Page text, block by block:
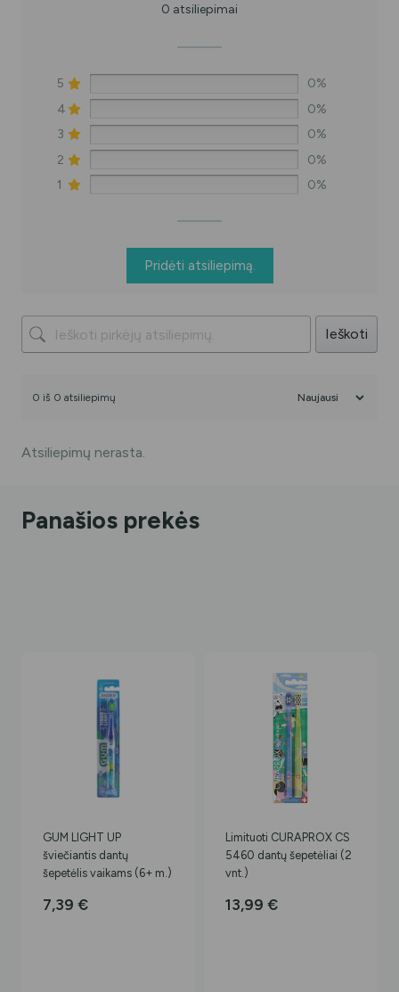
0 atsiliepimai
5
0%
4
0%
3
0%
2
0%
1
0%
Pridėti atsiliepimą.
Ieškoti
0 iš 0 atsiliepimų
Atsiliepimų nerasta.
Panašios prekės
GUM LIGHT UP
šviečiantis dantų
šepetėlis vaikams (6+ m.)
7,39€
Limituoti CURAPROX CS
5460 dantų šepetėliai (2
vnt.)
13,99 €